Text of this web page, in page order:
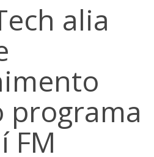
alia
programa
FM